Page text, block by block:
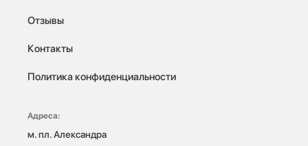
Отзывы
Контакты
Политика конфиденциальности
Адреса:
м. пл. Александра